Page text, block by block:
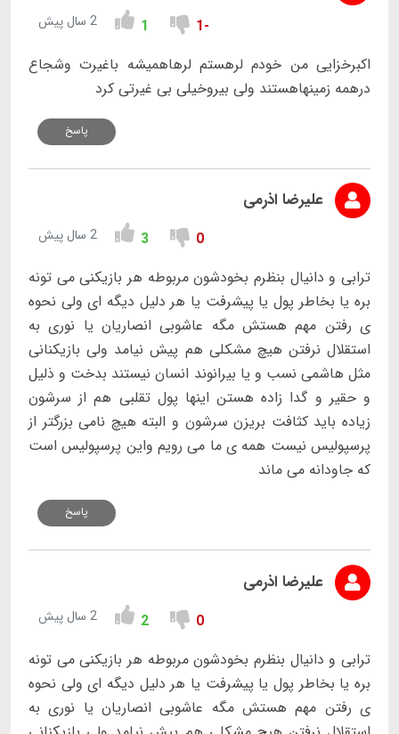
-1
1 2 سال پیش
اکبرخزایی من خودم لرهستم لرهاهمیشه باغیرت وشجاع
درهمه زمینهاهستند ولی بیروخیلی بی غیرتی کرد
پاسخ
علیرضا اذرمی
0
3 2 سال پیش
ترابی و دانیال بنظرم بخودشون مربوطه هر بازیکنی می تونه
بره یا بخاطر پول یا پیشرفت یا هر دلیل دیگه ای ولی نحوه
ی رفتن مهم هستش مگه عاشوبی انصاریان یا نوری به
استقلال نرفتن هیچ مشکلی هم پیش نیامد ولی بازیکنانی
مثل هاشمی نسب و یا بیرانوند انسان نیستند بدخت و ذلیل
و حقیر و گدا زاده هستن اینها پول تقلبی هم از سرشون
زیاده باید کثافت بریزن سرشون و البته هیچ نامی بزرگتر از
پرسپولیس نیست همه ی ما می رویم واین پرسپولیس است
که جاودانه می ماند
پاسخ
علیرضا اذرمی
0
2 2 سال پیش
ترابی و دانیال بنظرم بخودشون مربوطه هر بازیکنی می تونه
بره یا بخاطر پول یا پیشرفت یا هر دلیل دیگه ای ولی نحوه
ی رفتن مهم هستش مگه عاشوبی انصاریان یا نوری به